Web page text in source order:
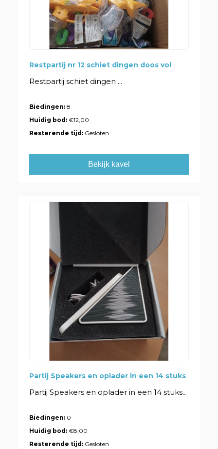
Restpartij nr 12 schiet dingen doos vol
Restpartij schiet dingen ...
Biedingen: 8
Huidig bod:€12,00
Resterende tijd: Gesloten
Bekijk kavel
Partij Speakers en oplader in een 14 stuks
Partij Speakers en oplader in een 14 stuks...
Biedingen: 0
Huidig bod:€8,00
Resterende tijd: Gesloten